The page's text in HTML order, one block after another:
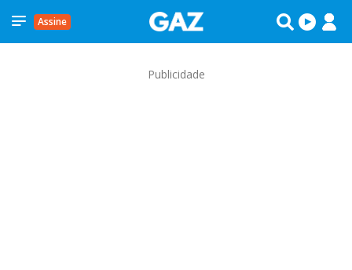
Assine
Publicidade